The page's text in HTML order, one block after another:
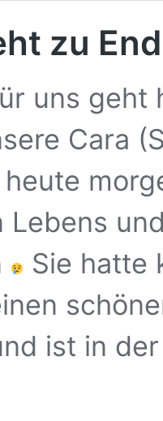
zu
uns geht
Cara
Lebens
Sie hatte
ist in